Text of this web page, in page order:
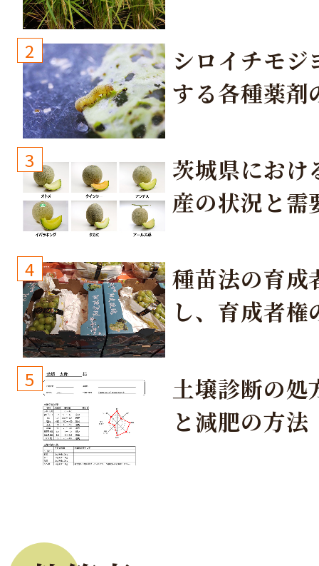
2
シロイチモジ
する各種薬剤
3
茨城県におけ
産の状況と需
4
種苗法の育成
し、育成者権
しょう！
5
土壌診断の処
と減肥の方法